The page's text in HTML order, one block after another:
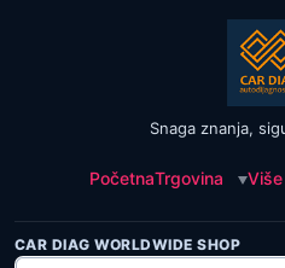
Snaga znanja,
PočetnaTrgovina Više
CAR DIAG WORLDWIDE SHOP